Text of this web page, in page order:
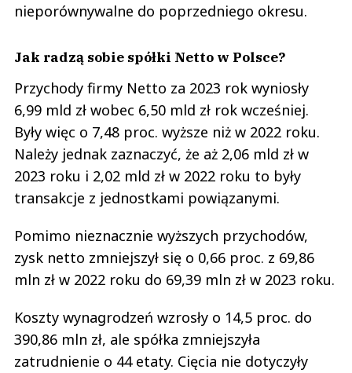
nieporównywalne do poprzedniego okresu.
Jak radzą sobie spółki Netto w Polsce?
Przychody firmy Netto za 2023 rok wyniosły
6,99 mld zł wobec 6,50 mld zł rok wcześniej.
Były więc o 7,48 proc. wyższe niż w 2022 roku.
Należy jednak zaznaczyć, że aż 2,06 mld zł w
2023 roku i 2,02 mld zł w 2022 roku to były
transakcje z jednostkami powiązanymi.
Pomimo nieznacznie wyższych przychodów,
zysk netto zmniejszył się o 0,66 proc. z 69,86
mln zł w 2022 roku do 69,39 mln zł w 2023 roku.
Koszty wynagrodzeń wzrosły o 14,5 proc. do
390,86 mln zł, ale spółka zmniejszyła
zatrudnienie o 44 etaty. Cięcia nie dotyczyły